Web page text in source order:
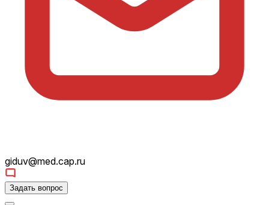
giduv@med.cap.ru
Задать вопрос